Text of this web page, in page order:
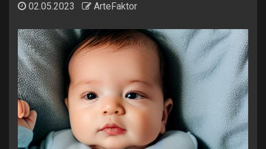
02.05.2023 ArteFaktor